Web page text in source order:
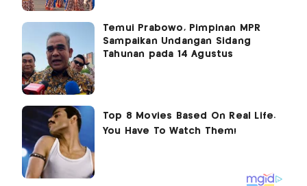
Temui Prabowo, Pimpinan MPR
Sampaikan Undangan Sidang
Tahunan pada 14 Agustus